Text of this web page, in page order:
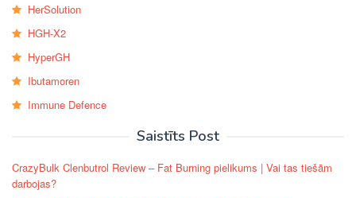
HerSolution
HGH-X2
HyperGH
Ibutamoren
Immune Defence
Saistīts Post
CrazyBulk Clenbutrol Review – Fat Burning pielikums | Vai tas tiešām
darbojas?